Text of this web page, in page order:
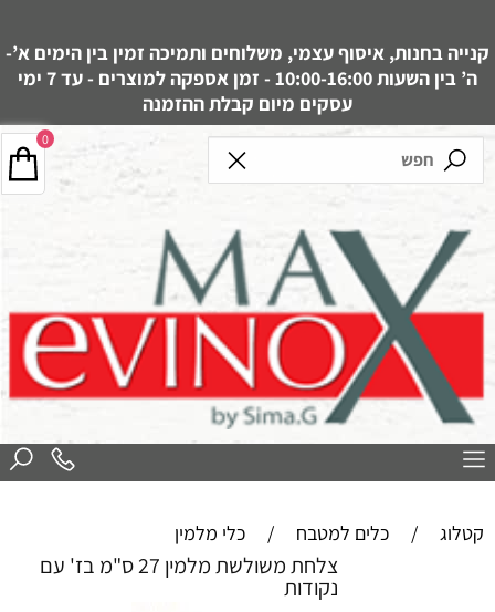
קנייה בחנות, איסוף עצמי, משלוחים ותמיכה זמין בין הימים א’-
ה’ בין השעות 10:00-16:00 - זמן אספקה למוצרים - עד 7 ימי
עסקים מיום קבלת ההזמנה
קטלוג / כלים למטבח / כלי מלמין
צלחת משולשת מלמין 27 ס"מ בז' עם
נקודות
0